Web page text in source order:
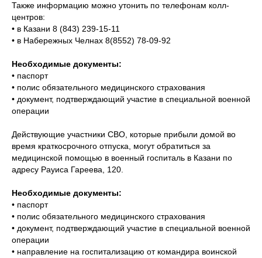
Также информацию можно утонить по телефонам колл-
центров:
• в Казани 8 (843) 239-15-11
• в Набережных Челнах 8(8552) 78-09-92
Необходимые документы:
• паспорт
• полис обязательного медицинского страхования
• документ, подтверждающий участие в специальной военной
операции
Действующие участники СВО, которые прибыли домой во
время краткосрочного отпуска, могут обратиться за
медицинской помощью в военный госпиталь в Казани по
адресу Рауиса Гареева, 120.
Необходимые документы:
• паспорт
• полис обязательного медицинского страхования
• документ, подтверждающий участие в специальной военной
операции
• направление на госпитализацию от командира воинской